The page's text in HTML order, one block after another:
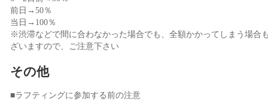
前日→50％
当日→100％
※渋滞などで間に合わなかった場合でも、全額かかってしまう場合
ざいますので、ご注意下さい
その他
■ラフティングに参加する前の注意